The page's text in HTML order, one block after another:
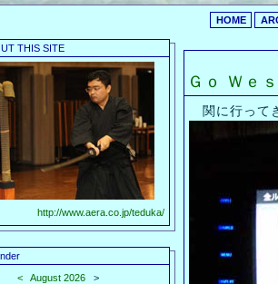
HOME
THIS SITE
http://www.aera.co.jp/teduka/
<
August 2026 >
Ｇｏ Ｗｅ
関に行って